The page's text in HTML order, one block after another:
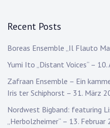
Recent Posts
Boreas Ensemble „Il Flauto
Yumi Ito „Distant Voices“ –
Zafraan Ensemble – Ein
Iris ter Schiphorst – 31. März
Nordwest Bigband: featuring
„Herbolzheimer“ – 13. Februar